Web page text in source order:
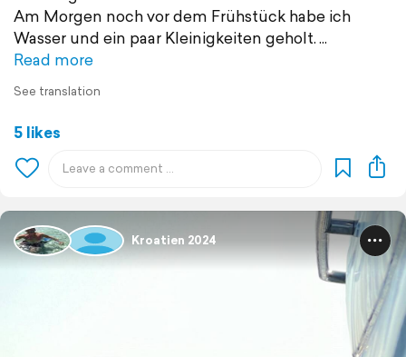
Am Morgen noch vor dem Frühstück habe ich
Wasser und ein paar Kleinigkeiten geholt.
Read more
See translation
5 likes
Kroatien 2024